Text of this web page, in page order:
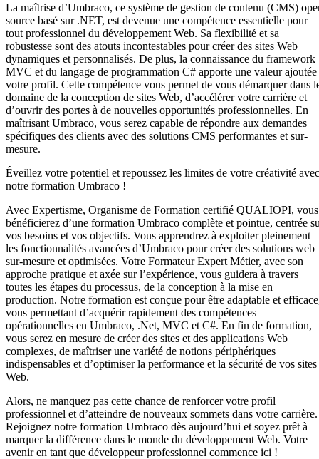
La maîtrise d’Umbraco, ce système de gestion de contenu (CMS)
source basé sur .NET, est devenue une compétence essentielle pour
tout professionnel du développement Web. Sa flexibilité et sa
robustesse sont des atouts incontestables pour créer des sites Web
dynamiques et personnalisés. De plus, la connaissance du framework
MVC et du langage de programmation C# apporte une valeur ajoutée
votre profil. Cette compétence vous permet de vous démarquer dans
domaine de la conception de sites Web, d’accélérer votre carrière et
d’ouvrir des portes à de nouvelles opportunités professionnelles. En
maîtrisant Umbraco, vous serez capable de répondre aux demandes
spécifiques des clients avec des solutions CMS performantes et sur-
mesure.
Éveillez votre potentiel et repoussez les limites de votre créativité avec
notre formation Umbraco !
Avec Expertisme, Organisme de Formation certifié QUALIOPI, vous
bénéficierez d’une formation Umbraco complète et pointue, centrée
vos besoins et vos objectifs. Vous apprendrez à exploiter pleinement
les fonctionnalités avancées d’Umbraco pour créer des solutions web
sur-mesure et optimisées. Votre Formateur Expert Métier, avec son
approche pratique et axée sur l’expérience, vous guidera à travers
toutes les étapes du processus, de la conception à la mise en
production. Notre formation est conçue pour être adaptable et
vous permettant d’acquérir rapidement des compétences
opérationnelles en Umbraco, .Net, MVC et C#. En fin de formation,
vous serez en mesure de créer des sites et des applications Web
complexes, de maîtriser une variété de notions périphériques
indispensables et d’optimiser la performance et la sécurité de vos sites
Web.
Alors, ne manquez pas cette chance de renforcer votre profil
professionnel et d’atteindre de nouveaux sommets dans votre carrière.
Rejoignez notre formation Umbraco dès aujourd’hui et soyez prêt à
marquer la différence dans le monde du développement Web. Votre
avenir en tant que développeur professionnel commence ici !